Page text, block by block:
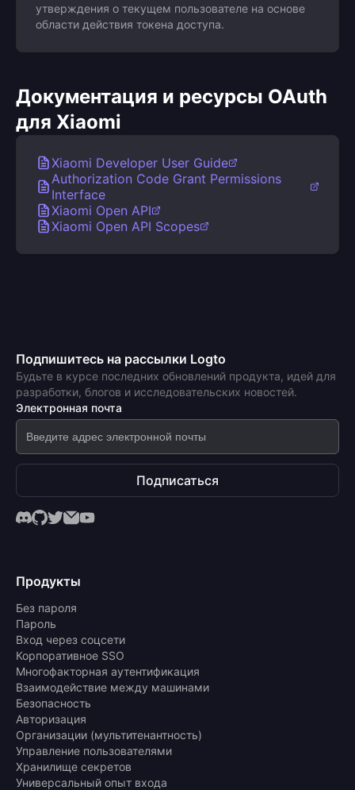
утверждения о текущем пользователе на основе
области действия токена доступа.
Документация и ресурсы OAuth
для Xiaomi
Xiaomi Developer User Guide
Authorization Code Grant Permissions
Interface
Xiaomi Open API
Xiaomi Open API Scopes
Подпишитесь на рассылки Logto
Будьте в курсе последних обновлений продукта, идей для
разработки, блогов и исследовательских новостей.
Электронная почта
Подписаться
Продукты
Без пароля
Пароль
Вход через соцсети
Корпоративное SSO
Многофакторная аутентификация
Взаимодействие между машинами
Безопасность
Авторизация
Организации (мультитенантность)
Управление пользователями
Хранилище секретов
Универсальный опыт входа